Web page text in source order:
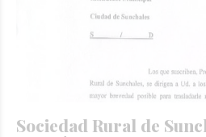
Sociedad Rural de